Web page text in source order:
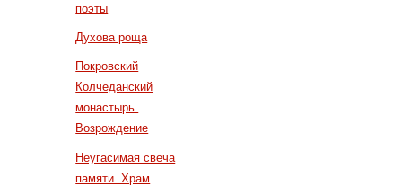
поэты
Духова роща
Покровский
Колчеданский
монастырь.
Возрождение
Неугасимая свеча
памяти. Храм